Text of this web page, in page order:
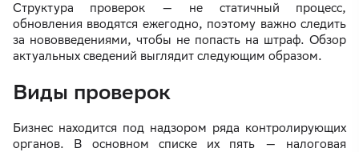
Структура проверок — не статичный процесс,
обновления вводятся ежегодно, поэтому важно следить
за нововведениями, чтобы не попасть на штраф. Обзор
актуальных сведений выглядит следующим образом.
Виды проверок
Бизнес находится под надзором ряда контролирующих
органов. В основном списке их пять — налоговая